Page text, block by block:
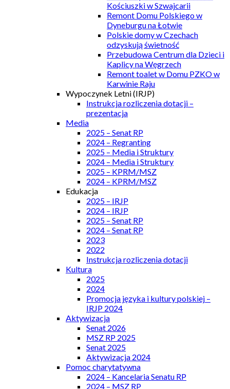
Kościuszki w Szwajcarii
Remont Domu Polskiego w
Dyneburgu na Łotwie
Polskie domy w Czechach
odzyskują świetność
Przebudowa Centrum dla Dzieci i
Kaplicy na Węgrzech
Remont toalet w Domu PZKO w
Karwinie Raju
Wypoczynek Letni (IRJP)
Instrukcja rozliczenia dotacji –
prezentacja
Media
2025 – Senat RP
2024 – Regranting
2025 – Media i Struktury
2024 – Media i Struktury
2025 – KPRM/MSZ
2024 – KPRM/MSZ
Edukacja
2025 – IRJP
2024 – IRJP
2025 – Senat RP
2024 – Senat RP
2023
2022
Instrukcja rozliczenia dotacji
Kultura
2025
2024
Promocja języka i kultury polskiej –
IRJP 2024
Aktywizacja
Senat 2026
MSZ RP 2025
Senat 2025
Aktywizacja 2024
Pomoc charytatywna
2024 – Kancelaria Senatu RP
2024 – MSZ RP